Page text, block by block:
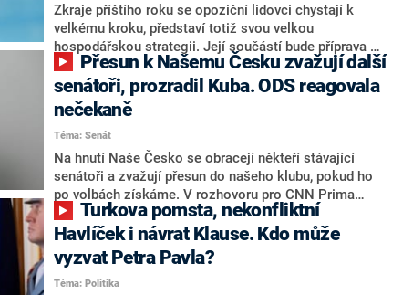
Zkraje příštího roku se opoziční lidovci chystají k
velkému kroku, představí totiž svou velkou
hospodářskou strategii. Její součástí bude příprava na
stárnutí populace, řekl ve středu na setkání s novináři
nový předseda lidovců Jan Grolich. Ten zároveň v
senátních volbách kandiduje ve Vyškově. Popsal i
aktivitu opozice, o níž vládní strany nebo političtí
komentátoři mluví jako o slabé a v defenzivě. „Je to
úmorná práce upozorňovat na chyby vlády. Ministři s
námi navíc nechodí do debat. Chceme ale ukazovat
svoje témata,“ odpověděl Grolich na dotaz CNN Prima
NEWS.
senátoři, prozradil Kuba. ODS reagovala
nečekaně
Téma: Senát
Na hnutí Naše Česko se obracejí někteří stávající
senátoři a zvažují přesun do našeho klubu, pokud ho
po volbách získáme. V rozhovoru pro CNN Prima
NEWS to řekl zakladatel hnutí a jihočeský hejtman
Martin Kuba. Konkrétní nebyl, ale získat by takto mohl
například senátora Zdeňka Hrabu, který je dnes
součástí klubu ODS a TOP 09. Hraba to na dotaz
redakce nevyloučil. Předseda klubu senátorů ODS
Havlíček i návrat Klause. Kdo může
vyzvat Petra Pavla?
Téma: Politika